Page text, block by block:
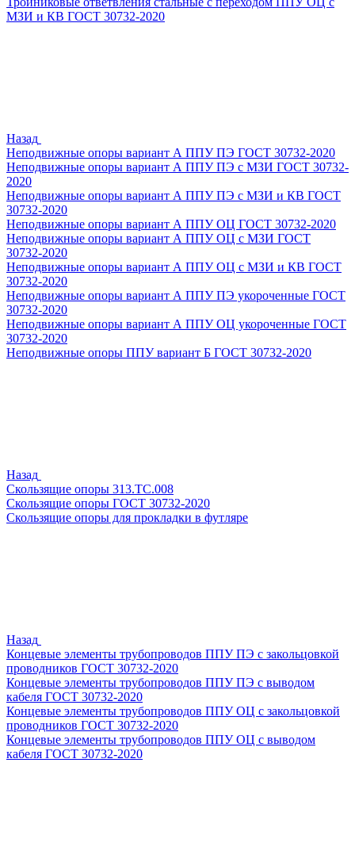
МЗИ и КВ ГОСТ 30732-2020
Назад
Неподвижные опоры вариант А ППУ ПЭ ГОСТ 30732-2020
Неподвижные опоры вариант А ППУ ПЭ с МЗИ ГОСТ 30732-
2020
Неподвижные опоры вариант А ППУ ПЭ с МЗИ и КВ ГОСТ
30732-2020
Неподвижные опоры вариант А ППУ ОЦ ГОСТ 30732-2020
Неподвижные опоры вариант А ППУ ОЦ с МЗИ ГОСТ
30732-2020
Неподвижные опоры вариант А ППУ ОЦ с МЗИ и КВ ГОСТ
30732-2020
Неподвижные опоры вариант А ППУ ПЭ укороченные ГОСТ
30732-2020
Неподвижные опоры вариант А ППУ ОЦ укороченные ГОСТ
30732-2020
Неподвижные опоры ППУ вариант Б ГОСТ 30732-2020
Назад
Скользящие опоры 313.ТС.008
Скользящие опоры ГОСТ 30732-2020
Скользящие опоры для прокладки в футляре
Назад
Концевые элементы трубопроводов ППУ ПЭ с закольцовкой
проводников ГОСТ 30732-2020
Концевые элементы трубопроводов ППУ ПЭ с выводом
кабеля ГОСТ 30732-2020
Концевые элементы трубопроводов ППУ ОЦ с закольцовкой
проводников ГОСТ 30732-2020
Концевые элементы трубопроводов ППУ ОЦ с выводом
кабеля ГОСТ 30732-2020